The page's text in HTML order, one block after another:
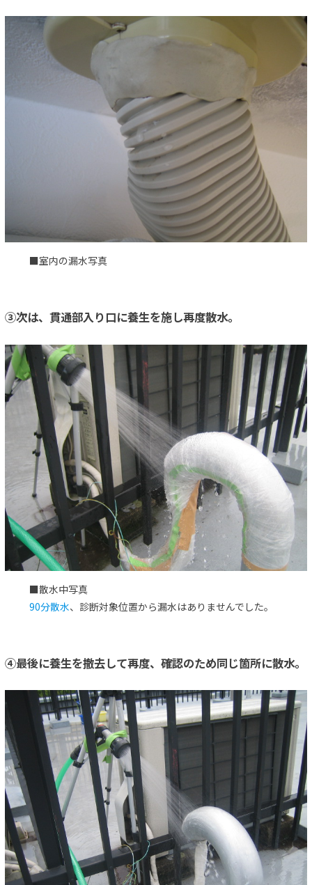
■室内の漏水写真
③次は、貫通部入り口に養生を施し再度散水。
■散水中写真
90分散水、診断対象位置から漏水はありませんでした。
④最後に養生を撤去して再度、確認のため同じ箇所に散水。